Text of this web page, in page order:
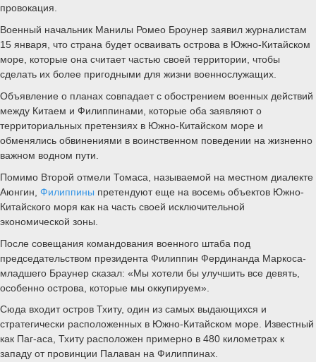
провокация.
Военный начальник Манилы Ромео Броунер заявил журналистам
15 января, что страна будет осваивать острова в Южно-Китайском
море, которые она считает частью своей территории, чтобы
сделать их более пригодными для жизни военнослужащих.
Объявление о планах совпадает с обострением военных действий
между Китаем и Филиппинами, которые оба заявляют о
территориальных претензиях в Южно-Китайском море и
обменялись обвинениями в воинственном поведении на жизненно
важном водном пути.
Помимо Второй отмели Томаса, называемой на местном диалекте
Аюнгин, Филиппины претендуют еще на восемь объектов Южно-
Китайского моря как на часть своей исключительной
экономической зоны.
После совещания командования военного штаба под
председательством президента Филиппин Фердинанда Маркоса-
младшего Браунер сказал: «Мы хотели бы улучшить все девять,
особенно острова, которые мы оккупируем».
Сюда входит остров Тхиту, один из самых выдающихся и
стратегически расположенных в Южно-Китайском море. Известный
как Паг-аса, Тхиту расположен примерно в 480 километрах к
западу от провинции Палаван на Филиппинах.